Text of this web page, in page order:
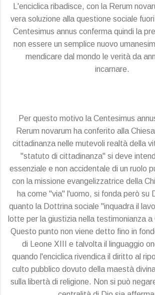
L'enciclica ribadisce, con la Rerum
vera soluzione alla questione sociale
Centesimus annus conferma quindi la
non essere un semplice nuovo
mendicare dal mondo le verità da
incarnare.
Per questo motivo la Centesimus
Rerum novarum ha conferito alla
cittadinanza nelle mutevoli realtà della
"statuto di cittadinanza" si deve
essenziale e non accidentale di un ruolo
con la missione evangelizzatrice della
ha come "via" l'uomo, si fonda però su
quanto la Dottrina sociale "inquadra il
lotte per la giustizia nella testimonianza
Questo punto non viene detto fino in
di Leone XIII e talvolta il linguaggio
quando l'enciclica rivendica il diritto al
culto pubblico dovuto della maestà
sulla libertà di religione. Non si può